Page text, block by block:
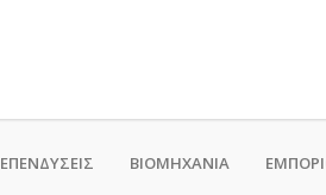
ΕΠΕΝΔΥΣΕΙΣ ΒΙΟΜΗΧΑΝΙΑ